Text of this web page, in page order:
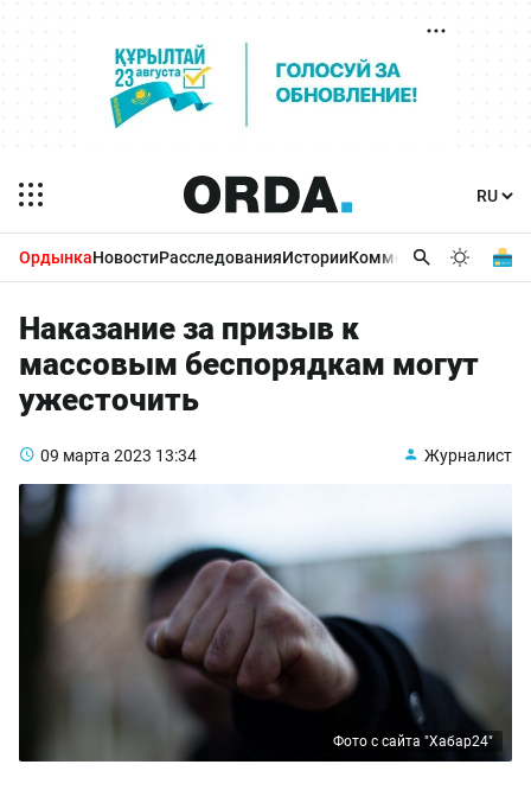
ОрдынкаНовостиРасследованияИсторииКомментарииБизнес
Наказание за призыв к
массовым беспорядкам могут
ужесточить
09 марта 2023 13:34 Журналист
Фото с сайта "Хабар24"